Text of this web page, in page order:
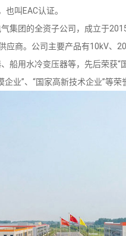
叫EAC认证。
团的全资子公司，成立于
应商。公司主要产品有10kV、
船用水冷变压器等，先后荣获“
业”、“国家高新技术企业”等荣